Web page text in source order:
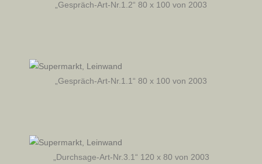
„Gespräch-Art-Nr.1.2“ 80 x 100 von 2003
„Gespräch-Art-Nr.1.1“ 80 x 100 von 2003
„Durchsage-Art-Nr.3.1“ 120 x 80 von 2003